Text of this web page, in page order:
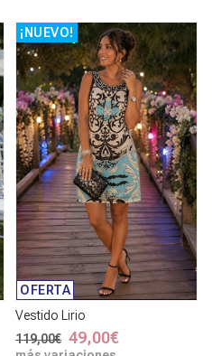
OFERTA
¡NUEVO!
Vestido Lirio
119,00€ 49,00€